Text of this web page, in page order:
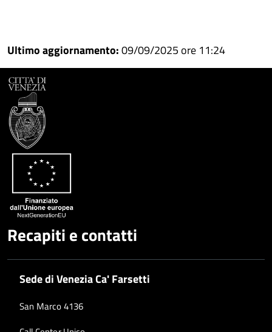
su
Facebook
Condividi
su
Condividi
Ultimo aggiornamento:09/09/2025 ore 11:24
Recapiti e contatti
Sede di Venezia Ca' Farsetti
San Marco 4136